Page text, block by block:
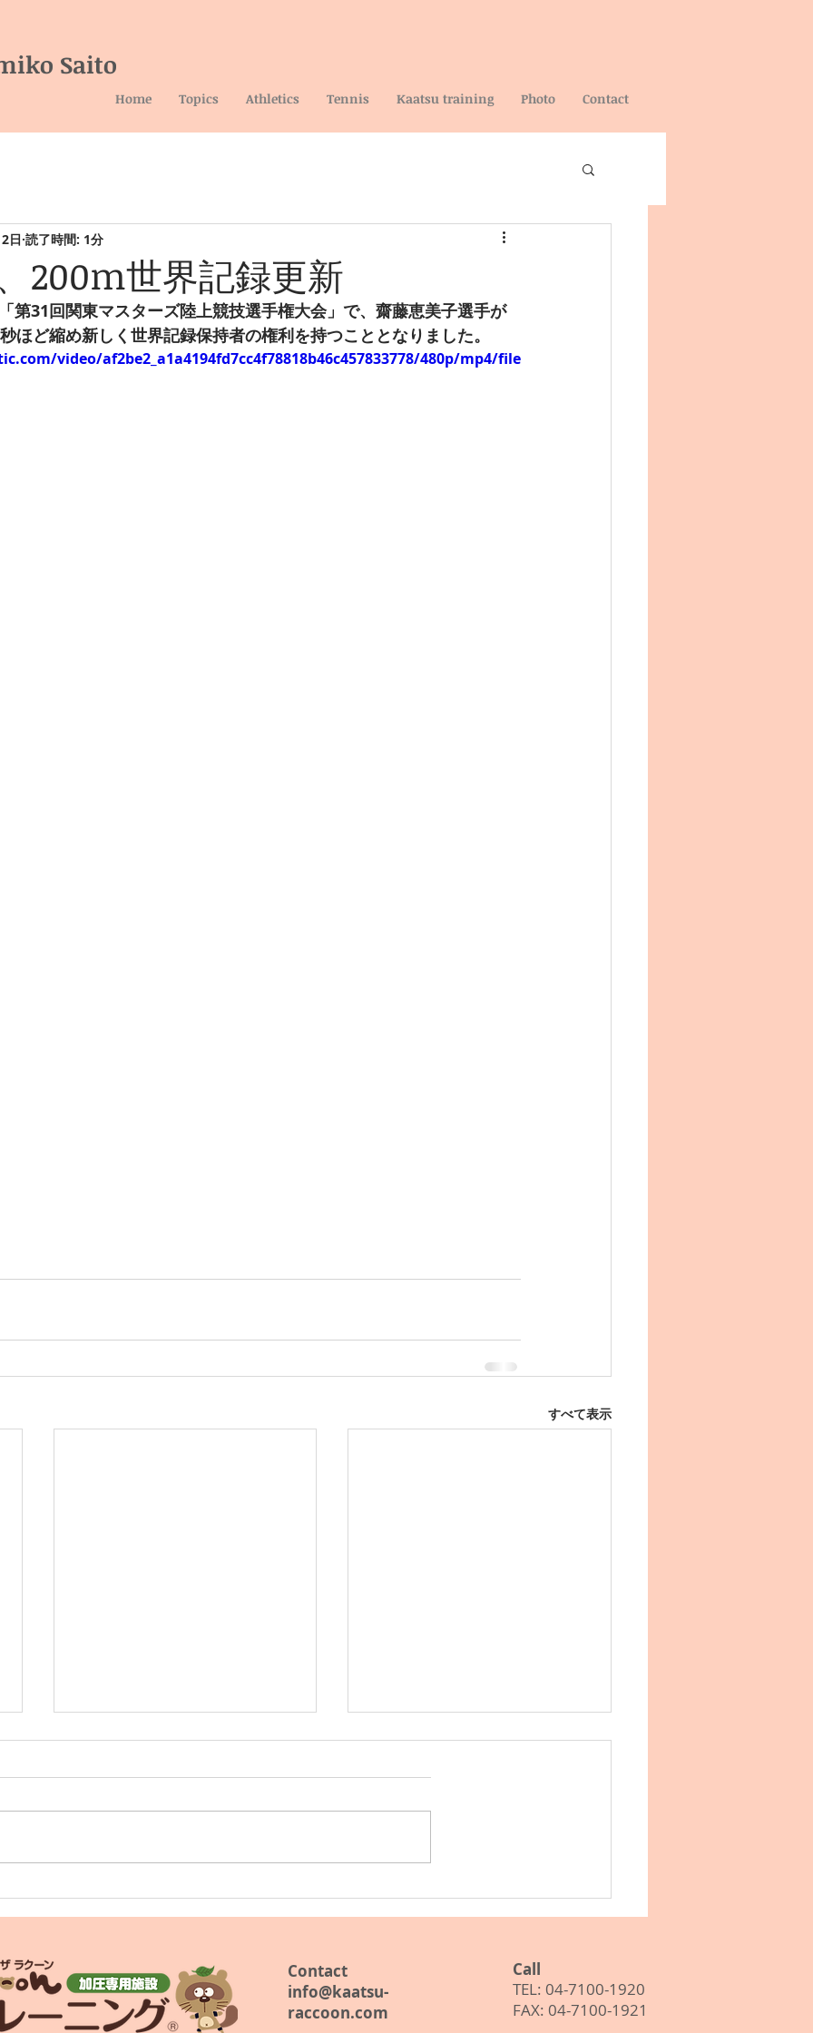
Saito
Home Topics Athletics Tennis Kaatsu training Photo Contact
200m世界記録更新
日 読了時間: 1分
第31回関東マスターズ陸上競技選手権大会」で、齋藤恵美子選手が
ほど縮め新しく世界記録保持者の権利を持つこととなりました。
video/af2be2_a1a4194fd7cc4f78818b46c457833778/480p/mp4/file
すべて表示
し）の日
Individual Championships,
Call
TEL: 04-7100-1920
FAX: 04-7100-1921
Contact
info@kaatsu-
raccoon.com